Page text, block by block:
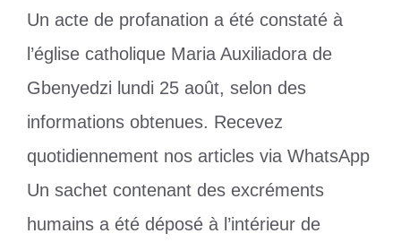
Un acte de profanation a été constaté à
l’église catholique Maria Auxiliadora de
Gbenyedzi lundi 25 août, selon des
informations obtenues. Recevez
quotidiennement nos articles via WhatsApp
Un sachet contenant des excréments
humains a été déposé à l’intérieur de